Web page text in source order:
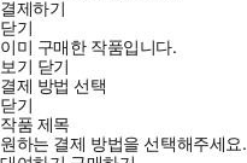
결제하기
닫기
이미 구매한 작품입니다.
보기 닫기
결제 방법 선택
닫기
작품 제목
원하는 결제 방법을 선택해주세요.